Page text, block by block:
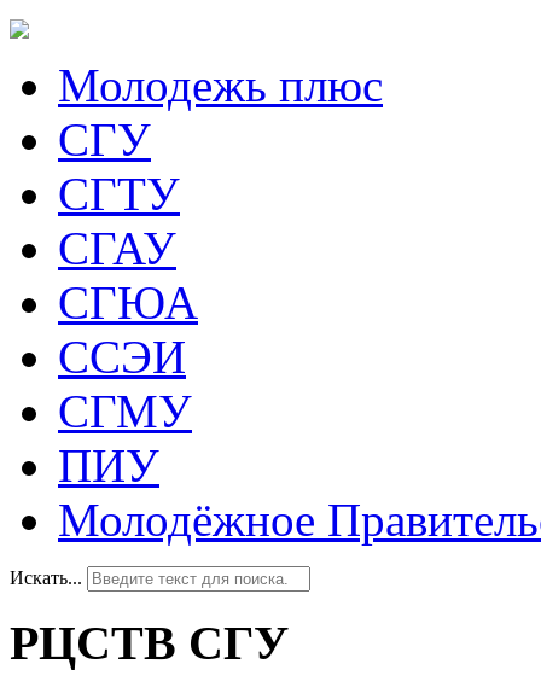
Молодежь плюс
СГУ
СГТУ
СГАУ
СГЮА
ССЭИ
СГМУ
ПИУ
Молодёжное
Искать...
РЦСТВ СГУ